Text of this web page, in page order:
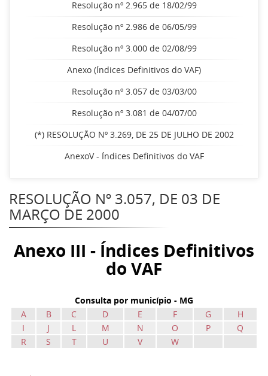
Resolução nº 2.965 de 18/02/99
Resolução nº 2.986 de 06/05/99
Resolução nº 3.000 de 02/08/99
Anexo (Índices Definitivos do VAF)
Resolução nº 3.057 de 03/03/00
Resolução nº 3.081 de 04/07/00
(*) RESOLUÇÃO Nº 3.269, DE 25 DE JULHO DE 2002
AnexoV - Índices Definitivos do VAF
RESOLUÇÃO Nº 3.057, DE 03 DE
MARÇO DE 2000
Anexo III - Índices Definitivos
do VAF
Consulta por município - MG
A
B C D E F G
H
I
J L M N O P
Q
R
S T U V W